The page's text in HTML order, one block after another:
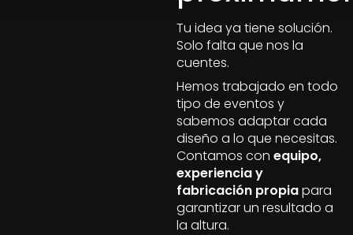
Tu idea ya tiene solución.
Solo falta que nos la
cuentes.
Hemos trabajado en todo
tipo de eventos y
sabemos adaptar cada
diseño a lo que necesitas.
Contamos con equipo,
experiencia y
fabricación propiapara
garantizar un resultado a
la altura.